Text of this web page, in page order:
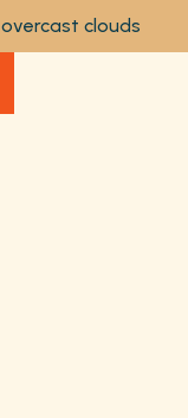
overcast clouds